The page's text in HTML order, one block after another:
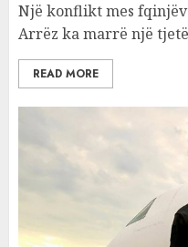
Një konflikt mes
Arrëz ka marrë një
READ MORE